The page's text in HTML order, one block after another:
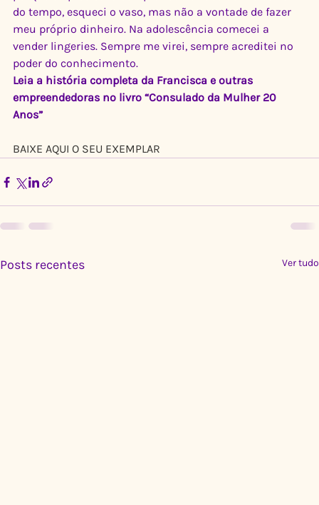
do tempo, esqueci o vaso, mas não a vontade de fazer
meu próprio dinheiro. Na adolescência comecei a
vender lingeries. Sempre me virei, sempre acreditei no
poder do conhecimento.
Leia a história completa da Francisca e outras
empreendedoras no livro “Consulado da Mulher 20
Anos”
BAIXE AQUI O SEU EXEMPLAR
Posts recentes Ver tudo